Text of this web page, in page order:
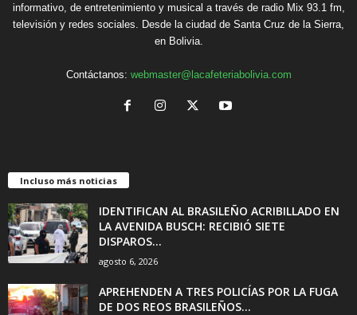
informativo, de entretenimiento y musical a través de radio Mix 93.1 fm,
televisión y redes sociales. Desde la ciudad de Santa Cruz de la Sierra,
en Bolivia.
Contáctanos: webmaster@lacafeteriabolivia.com
Incluso más noticias
IDENTIFICAN AL BRASILEÑO ACRIBILLADO EN
LA AVENIDA BUSCH: RECIBIÓ SIETE
DISPAROS...
agosto 6, 2026
APREHENDEN A TRES POLICÍAS POR LA FUGA
DE DOS REOS BRASILEÑOS...